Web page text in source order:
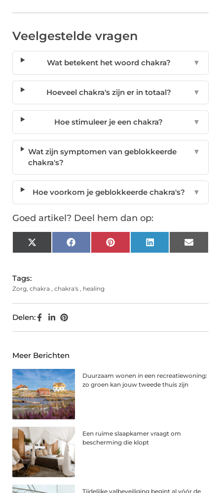
Veelgestelde vragen
Wat betekent het woord chakra? ▼
Hoeveel chakra's zijn er in totaal? ▼
Hoe stimuleer je een chakra? ▼
Wat zijn symptomen van geblokkeerde
chakra's?
▼
Hoe voorkom je geblokkeerde chakra's? ▼
Goed artikel? Deel hem dan op:
X
(Twitter)
FacebookPinterest LinkedIn Email
Tags:
Zorg, chakra , chakra's , healing
Delen:
Meer Berichten
Duurzaam wonen in een recreatiewoning:
zo groen kan jouw tweede thuis zijn
Een ruime slaapkamer vraagt om
bescherming die klopt
Tijdelijke valbeveiliging begint al vóór de